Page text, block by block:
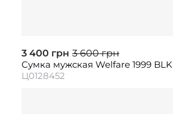
3 400 грн 3 600 грн
Сумка мужская Welfare 1999 BLK
Ц0128452